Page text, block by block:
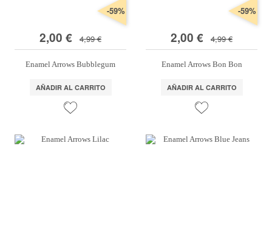
2,00 € 4,99 €
-59%
Enamel Arrows Bubblegum
AÑADIR AL CARRITO
2,00 € 4,99 €
-59%
Enamel Arrows Bon Bon
AÑADIR AL CARRITO